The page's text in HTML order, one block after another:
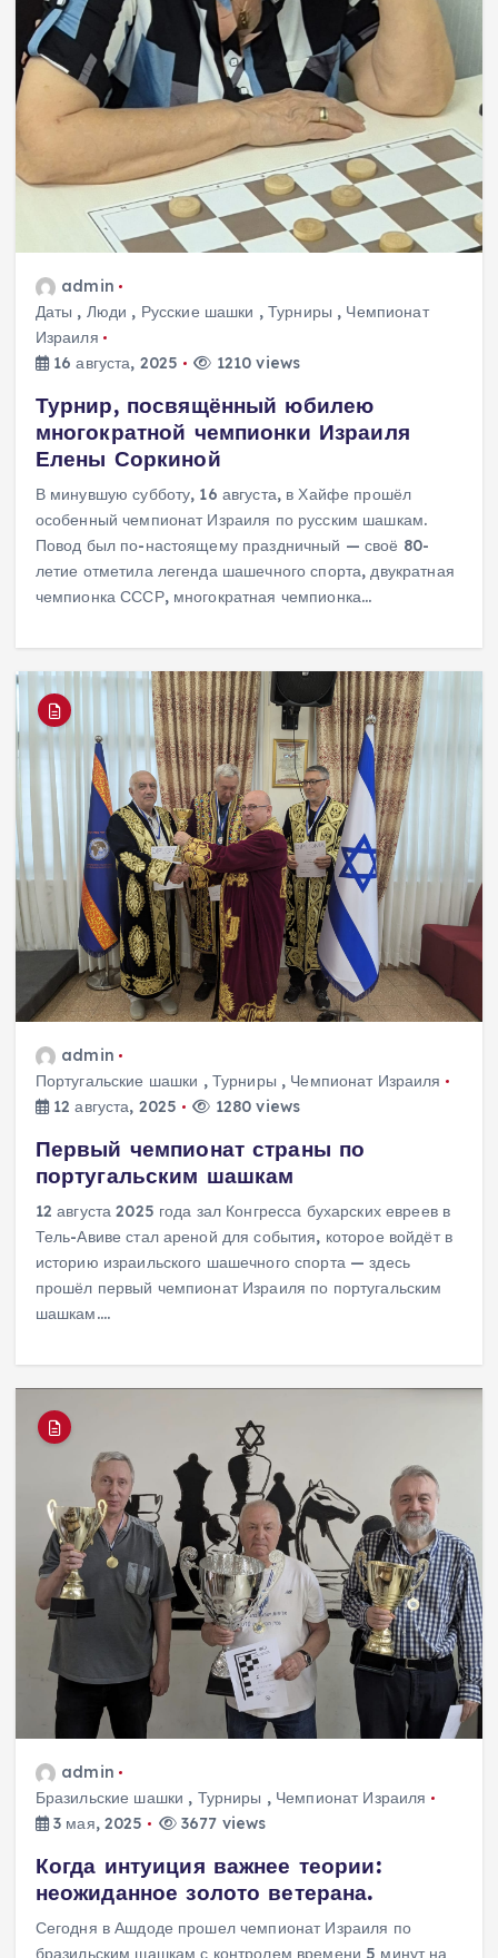
admin
Даты , Люди , Русские шашки , Турниры , Чемпионат
Израиля
16 августа, 2025
1210 views
Турнир, посвящённый юбилею
многократной чемпионки Израиля
Елены Соркиной
В минувшую субботу, 16 августа, в Хайфе прошёл
особенный чемпионат Израиля по русским шашкам.
Повод был по-настоящему праздничный — своё 80-
летие отметила легенда шашечного спорта, двукратная
чемпионка СССР, многократная чемпионка…
admin
Португальские шашки , Турниры , Чемпионат Израиля
12 августа, 2025
1280 views
Первый чемпионат страны по
португальским шашкам
12 августа 2025 года зал Конгресса бухарских евреев в
Тель-Авиве стал ареной для события, которое войдёт в
историю израильского шашечного спорта — здесь
прошёл первый чемпионат Израиля по португальским
шашкам.…
admin
Бразильские шашки , Турниры , Чемпионат Израиля
3 мая, 2025
3677 views
Когда интуиция важнее теории:
неожиданное золото ветерана.
Сегодня в Ашдоде прошел чемпионат Израиля по
бразильским шашкам с контролем времени 5 минут на